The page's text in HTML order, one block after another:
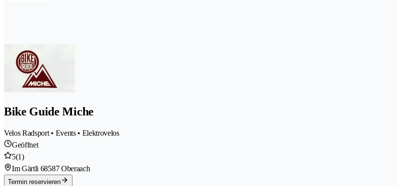
Bike Guide Miche
Velos Radsport • Events • Elektrovelos
Geöffnet
5(1)
Im Gärtli 68587 Oberaach
Termin reservieren